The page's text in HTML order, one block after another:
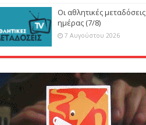
Οι αθλητικές
ημέρας (7/8)
7 Αυγούστου 2026